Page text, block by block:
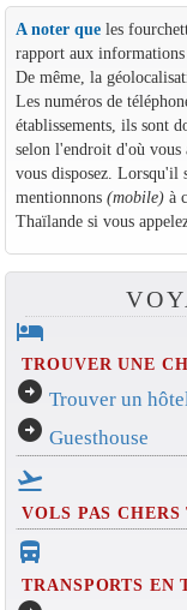
A noter queles
rapport aux informations
De même, la
Les numéros de
établissements, ils sont
selon l'endroit d'où vous
vous disposez. Lorsqu'il
mentionnons (mobile)à
Thaïlande si vous
hotel
TROUVER UNE
arrow_circle_right Trouver un hôtel
arrow_circle_right Guesthouse
flight_takeoff
VOLS PAS
directions_bus_filled
TRANSPORTS EN